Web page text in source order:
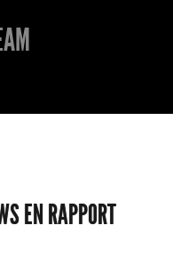
EN RAPPORT